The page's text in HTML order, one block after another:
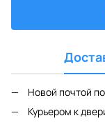
Новой почтой
Курьером к